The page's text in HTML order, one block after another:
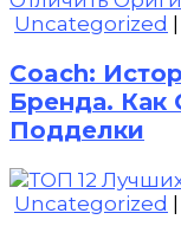
Uncategorized |
Coach:
Бренда. Как
Подделки
Uncategorized |